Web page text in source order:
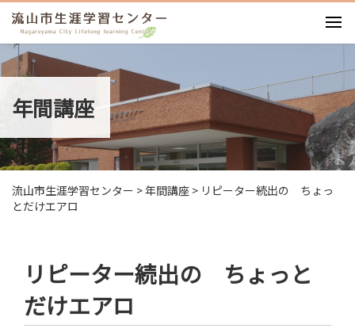
施設紹介
利用案内
利用料・図面
イベント
講座・ワークショップ
アクセス
年間講座
流山市生涯学習センター >年間講座 > リピーター続出の ちょっ
とだけエアロ
リピーター続出の ちょっと
だけエアロ